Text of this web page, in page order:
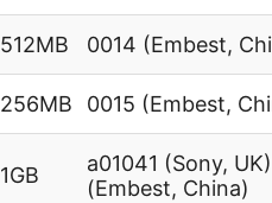
512MB 0014 (Embest,
256MB 0015 (Embest,
1GB
a01041 (Sony,
(Embest, China)